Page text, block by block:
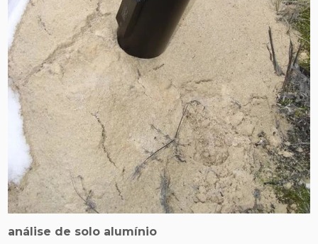
análise de solo alumínio